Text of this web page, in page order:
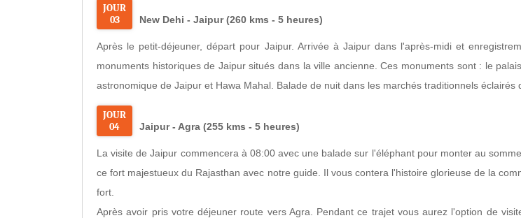
JOUR
03
New Dehi - Jaipur (260 kms - 5 heures)
Après le petit-déjeuner, départ pour Jaipur. Arrivée à Jaipur dans l'après-midi et
monuments historiques de Jaipur situés dans la ville ancienne. Ces monuments sont : le
astronomique de Jaipur et Hawa Mahal. Balade de nuit dans les marchés traditionnels éclairés
JOUR
04
Jaipur - Agra (255 kms - 5 heures)
La visite de Jaipur commencera à 08:00 avec une balade sur l'éléphant pour monter au
ce fort majestueux du Rajasthan avec notre guide. Il vous contera l'histoire glorieuse de la
fort.
Après avoir pris votre déjeuner route vers Agra. Pendant ce trajet vous aurez l'option de